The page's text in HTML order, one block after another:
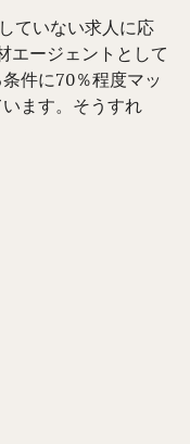
ていない求人に応
エージェントとして
件に70％程度マッ
ます。そうすれ